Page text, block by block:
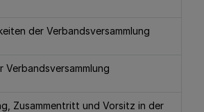
der Verbandsversammlung
Verbandsversammlung
Zusammentritt und Vorsitz in der